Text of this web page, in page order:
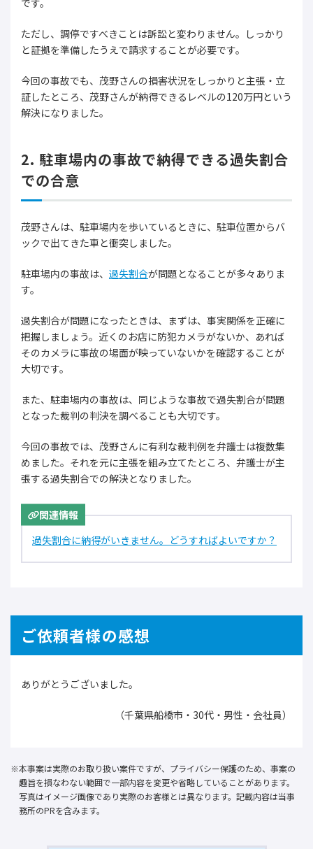
です。
ただし、調停ですべきことは訴訟と変わりません。しっかり
と証拠を準備したうえで請求することが必要です。
今回の事故でも、茂野さんの損害状況をしっかりと主張・立
証したところ、茂野さんが納得できるレベルの120万円という
解決になりました。
2. 駐車場内の事故で納得できる過失割合
での合意
茂野さんは、駐車場内を歩いているときに、駐車位置からバ
ックで出てきた車と衝突しました。
駐車場内の事故は、 過失割合が問題となることが多々ありま
す。
過失割合が問題になったときは、まずは、事実関係を正確に
把握しましょう。近くのお店に防犯カメラがないか、あれば
そのカメラに事故の場面が映っていないかを確認することが
大切です。
また、駐車場内の事故は、同じような事故で過失割合が問題
となった裁判の判決を調べることも大切です。
今回の事故では、茂野さんに有利な裁判例を弁護士は複数集
めました。それを元に主張を組み立てたところ、弁護士が主
張する過失割合での解決となりました。
関連情報
過失割合に納得がいきません。どうすればよいですか？
ご依頼者様の感想
ありがとうございました。
（千葉県船橋市・30代・男性・会社員）
本事案は実際のお取り扱い案件ですが、プライバシー保護のため、事案の
趣旨を損なわない範囲で一部内容を変更や省略していることがあります。
写真はイメージ画像であり実際のお客様とは異なります。記載内容は当事
務所のPRを含みます。